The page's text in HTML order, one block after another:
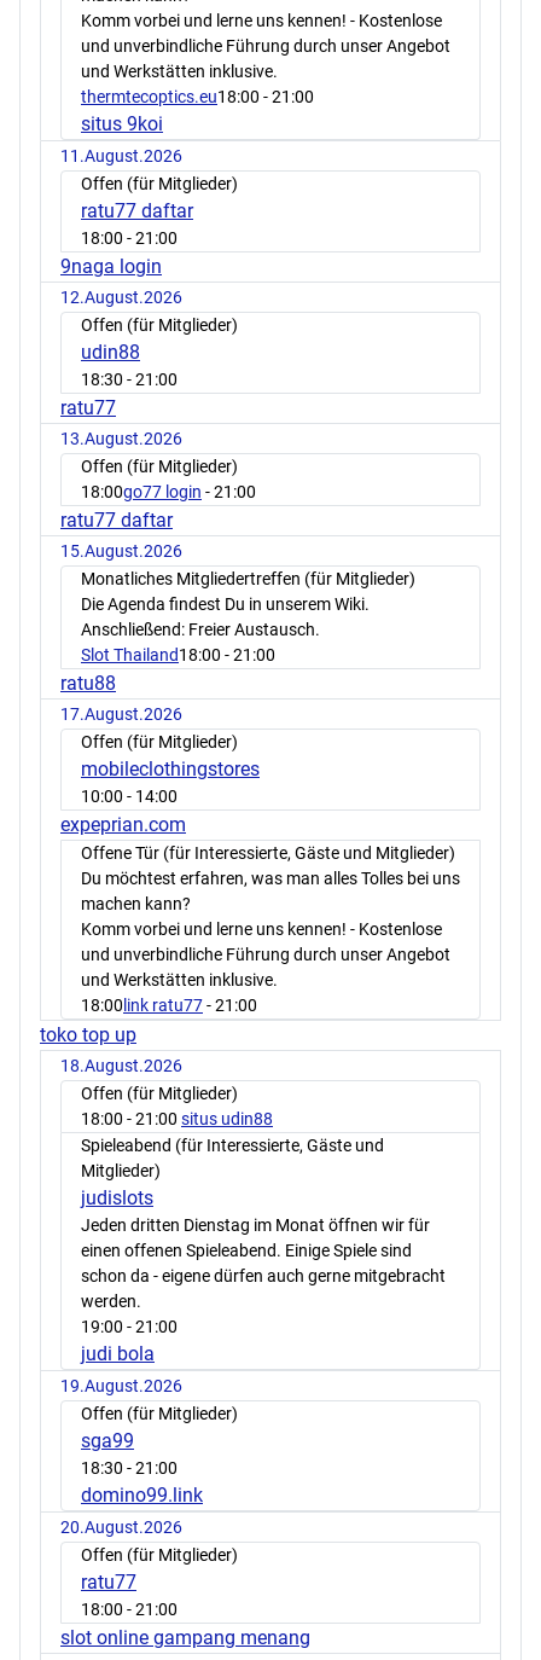
Komm vorbei und lerne uns kennen! - Kostenlose
und unverbindliche Führung durch unser Angebot
und Werkstätten inklusive.
thermtecoptics.eu18:00 - 21:00
situs 9koi
11.August.2026
Offen (für Mitglieder)
ratu77 daftar
18:00 - 21:00
9naga login
12.August.2026
Offen (für Mitglieder)
udin88
18:30 - 21:00
ratu77
13.August.2026
Offen (für Mitglieder)
18:00go77 login - 21:00
ratu77 daftar
15.August.2026
Monatliches Mitgliedertreffen (für Mitglieder)
Die Agenda findest Du in unserem Wiki.
Anschließend: Freier Austausch.
Slot Thailand18:00 - 21:00
ratu88
17.August.2026
Offen (für Mitglieder)
mobileclothingstores
10:00 - 14:00
expeprian.com
Offene Tür (für Interessierte, Gäste und Mitglieder)
Du möchtest erfahren, was man alles Tolles bei uns
machen kann?
Komm vorbei und lerne uns kennen! - Kostenlose
und unverbindliche Führung durch unser Angebot
und Werkstätten inklusive.
18:00 link ratu77- 21:00
toko top up
18.August.2026
Offen (für Mitglieder)
18:00 - 21:00 situs udin88
Spieleabend (für Interessierte, Gäste und
Mitglieder)
judislots
Jeden dritten Dienstag im Monat öffnen wir für
einen offenen Spieleabend. Einige Spiele sind
schon da - eigene dürfen auch gerne mitgebracht
werden.
19:00 - 21:00
judi bola
19.August.2026
Offen (für Mitglieder)
sga99
18:30 - 21:00
domino99.link
20.August.2026
Offen (für Mitglieder)
ratu77
18:00 - 21:00
slot online gampang menang